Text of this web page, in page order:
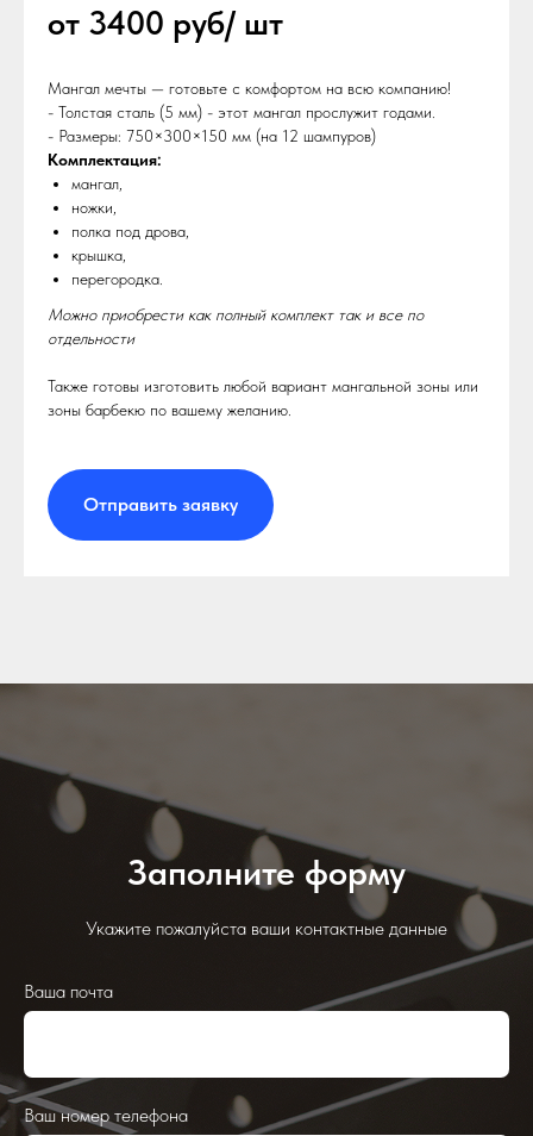
от 3400 руб/ шт
Мангал мечты — готовьте с комфортом на всю компанию!
- Толстая сталь (5 мм) - этот мангал прослужит годами.
- Размеры: 750×300×150 мм (на 12 шампуров)
Комплектация:
мангал,
ножки,
полка под дрова,
крышка,
перегородка.
Можно приобрести как полный комплект так и все по
отдельности
Также готовы изготовить любой вариант мангальной зоны или
зоны барбекю по вашему желанию.
Отправить заявку
Заполните форму
Укажите пожалуйста ваши контактные данные
Ваша почта
Ваш номер телефона